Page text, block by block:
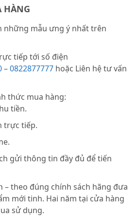
HÀNG
những mẫu ưng ý nhất trên
tiếp tới số điện
–0822877777 hoặc Liên hệ tư vấn
thức mua hàng:
tiền.
trực tiếp.
gửi thông tin đầy đủ để tiến
– theo đúng chính sách hãng đưa
mới tinh. Hai năm tại cửa hàng
sử dụng.